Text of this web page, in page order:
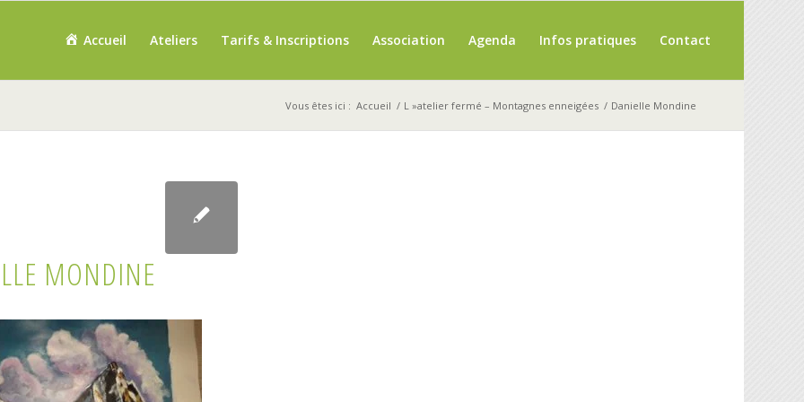
Accueil Ateliers Tarifs & Inscriptions Association Agenda Infos pratiques Contact
Vous êtes ici : Accueil / L »atelier fermé – Montagnes enneigées / Danielle Mondine
MONDINE